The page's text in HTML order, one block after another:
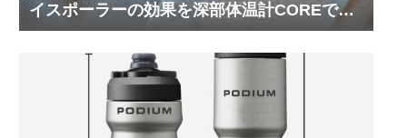
イスポーラーの効果を深部体温計COREで測
ってみた